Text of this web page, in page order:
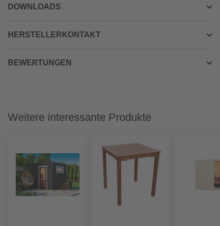
DOWNLOADS
HERSTELLERKONTAKT
BEWERTUNGEN
Weitere interessante Produkte